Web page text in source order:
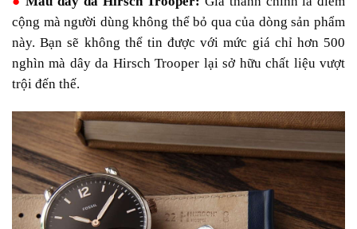
cộng mà người dùng không thể bỏ qua của dòng sản phẩm
này. Bạn sẽ không thể tin được với mức giá chỉ hơn 500
nghìn mà dây da Hirsch Trooper lại sở hữu chất liệu vượt
trội đến thế.